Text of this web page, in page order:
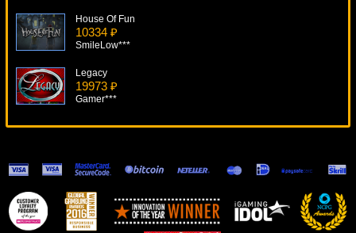
House Of Fun
10334 ₽
SmileLow***
Legacy
19973 ₽
Gamer***
Mayan Riches
17261 ₽
alex***